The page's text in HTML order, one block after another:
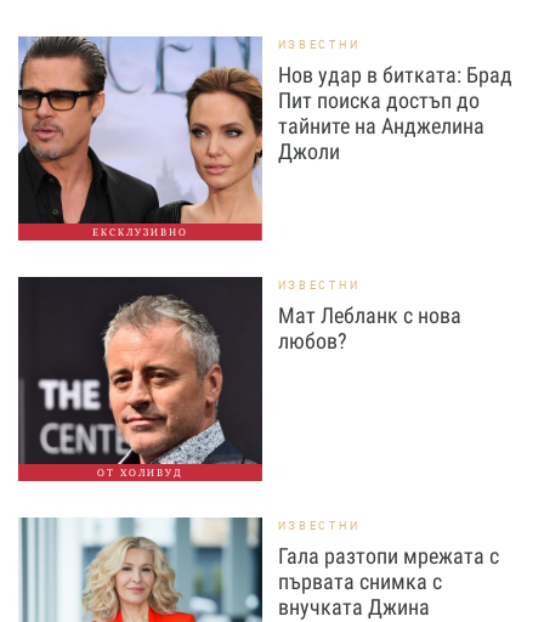
ЕКСКЛУЗИВНО
ИЗВЕСТНИ
Нов удар в битката: Брад
Пит поиска достъп до
тайните на Анджелина
Джоли
ОТ ХОЛИВУД
ИЗВЕСТНИ
Мат Лебланк с нова
любов?
ИЗВЕСТНИ
Гала разтопи мрежата с
първата снимка с
внучката Джина